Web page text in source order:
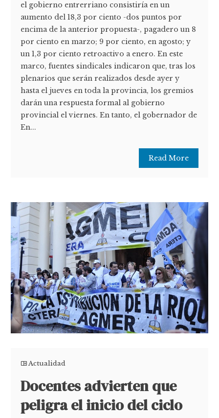
el gobierno entrerriano consistiría en un
aumento del 18,3 por ciento -dos puntos por
encima de la anterior propuesta-, pagadero un 8
por ciento en marzo; 9 por ciento, en agosto; y
un 1,3 por ciento retroactivo a enero. En este
marco, fuentes sindicales indicaron que, tras los
plenarios que serán realizados desde ayer y
hasta el jueves en toda la provincia, los gremios
darán una respuesta formal al gobierno
provincial el viernes. En tanto, el gobernador de
En...
Read More
Actualidad
Docentes advierten que
peligra el inicio del ciclo